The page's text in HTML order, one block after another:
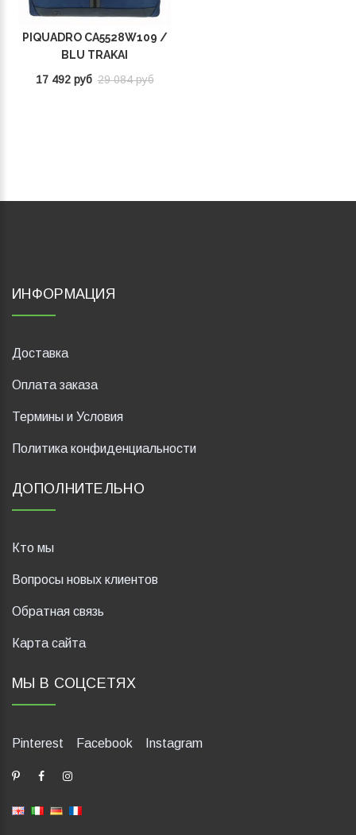
PIQUADRO CA5528W109 /
BLU TRAKAI
17 492 руб 29 084 руб
ИНФОРМАЦИЯ
Доставка
Оплата заказа
Термины и Условия
Политика конфиденциальности
ДОПОЛНИТЕЛЬНО
Кто мы
Вопросы новых клиентов
Обратная связь
Карта сайта
МЫ В СОЦСЕТЯХ
Pinterest Facebook Instagram